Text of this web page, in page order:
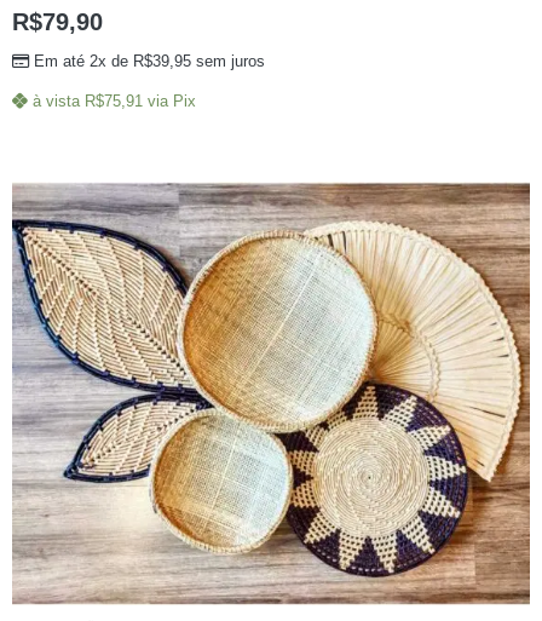
R$79,90
Em até 2x de R$39,95 sem juros
à vista R$75,91 via Pix